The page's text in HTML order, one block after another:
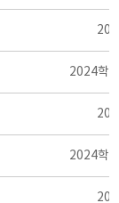
2024학
2024학